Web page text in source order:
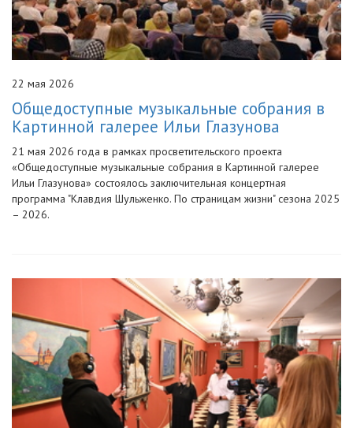
22 мая 2026
Общедоступные музыкальные собрания в
Картинной галерее Ильи Глазунова
21 мая 2026 года в рамках просветительского проекта
«Общедоступные музыкальные собрания в Картинной галерее
Ильи Глазунова» состоялось заключительная концертная
программа "Клавдия Шульженко. По страницам жизни" сезона 2025
– 2026.